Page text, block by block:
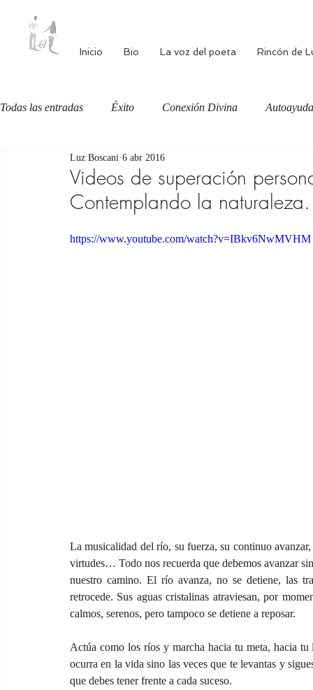
Inicio Bio La voz del poeta Rincón de
Todas las entradas Éxito Conexión Divina Autoayuda
Autoestima Alimentación consciente
Videos de superación
Contemplando la
Luz Boscani 6 abr 2016
https://www.youtube.com/watch?v=IBkv6NwMVHM
La musicalidad del río, su fuerza, su continuo
virtudes… Todo nos recuerda que debemos avanzar
nuestro camino. El río avanza, no se detiene, las
retrocede. Sus aguas cristalinas atraviesan, por
calmos, serenos, pero tampoco se detiene a reposar.
Actúa como los ríos y marcha hacia tu meta, hacia
ocurra en la vida sino las veces que te levantas y
que debes tener frente a cada suceso.